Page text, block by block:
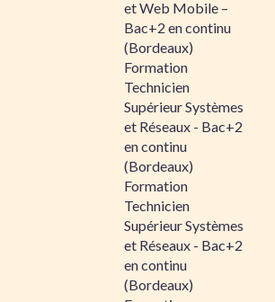
et Web Mobile –
Bac+2 en continu
(Bordeaux)
Formation
Technicien
Supérieur Systèmes
et Réseaux - Bac+2
en continu
(Bordeaux)
Formation
Technicien
Supérieur Systèmes
et Réseaux - Bac+2
en continu
(Bordeaux)